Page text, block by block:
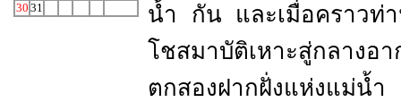
30 31
น้ำ กัน และเมื่อคราวท่
โชสมาบัติเหาะสู่กลาง
ตกสองฝากฝั่งแห่งแม่น้